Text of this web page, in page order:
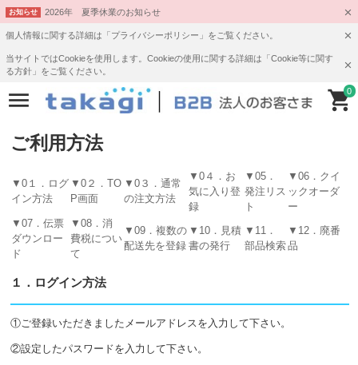
お知らせ 2026年 夏季休業のお知らせ
個人情報に関する詳細は「プライバシーポリシー」をご覧ください。
当サイトではCookieを使用します。Cookieの使用に関する詳細は「Cookie等に関す
る方針」をご覧ください。
0
ご利用方法
▼0１．ログ
イン方法
▼0２．TO
P画面
▼0３．通常
の注文方法
▼0４．お
気に入り登
録
▼05．
発注リス
ト
▼06．クイ
ックオーダ
ー
▼07．伝票
ダウンロー
ド
▼08．消
費税につい
て
▼09．複数の
配送先を登録
▼10．見積
書の発行
▼11．
部品検索
▼12．廃番
品
１．ログイン方法
①ご登録いただきましたメールアドレスを入力して下さい。
②設定したパスワードを入力して下さい。